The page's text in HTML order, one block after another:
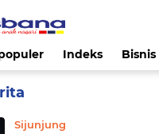
Indeks Bisnis
Sijunjung